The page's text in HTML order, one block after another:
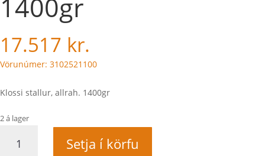
1400gr
17.517 kr.
Vörunúmer: 3102521100
Klossi stallur, allrah. 1400gr
2 á lager
stallur,
Setja í körfu